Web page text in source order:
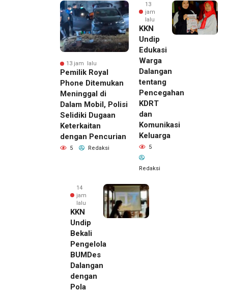
13 jam lalu
Pemilik Royal
Phone Ditemukan
Meninggal di
Dalam Mobil, Polisi
Selidiki Dugaan
Keterkaitan
dengan Pencurian
5 Redaksi
13
jam
lalu
KKN
Undip
Edukasi
Warga
Dalangan
tentang
Pencegahan
KDRT
dan
Komunikasi
Keluarga
5
Redaksi
14
jam
lalu
KKN
Undip
Bekali
Pengelola
BUMDes
Dalangan
dengan
Pola